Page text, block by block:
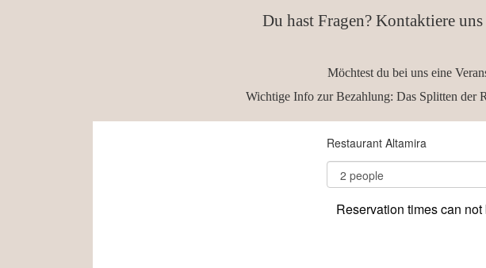
Du hast Fragen? Kontaktiere
Möchtest du bei uns eine
Wichtige Info zur Bezahlung: Das Splitten der